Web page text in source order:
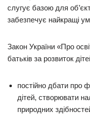
слугує базою для
забезпечує найкращі
Закон України «Про
батьків за розвиток
постійно дбати про
дітей, створювати
природних